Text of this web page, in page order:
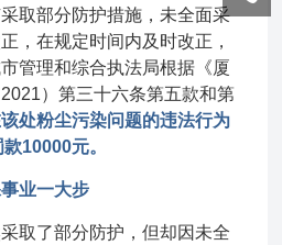
取部分防护措施，未全面采
，在规定时间内及时改正，
管理和综合执法局根据《厦
）第三十六条第五款和第
处粉尘污染问题的违法行为
10000元。
业一大步
取了部分防护，但却因未全